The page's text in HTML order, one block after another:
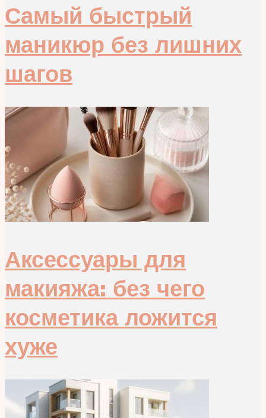
Самый быстрый
маникюр без лишних
шагов
Аксессуары для
макияжа: без чего
косметика ложится
хуже